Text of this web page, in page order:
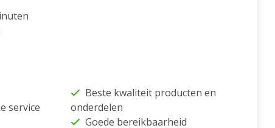
service
Beste kwaliteit producten en
onderdelen
Goede bereikbaarheid